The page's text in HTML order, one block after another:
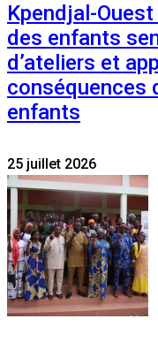
Kpendjal-
des enfants
d’ateliers et
conséquences
enfants
25 juillet 2026